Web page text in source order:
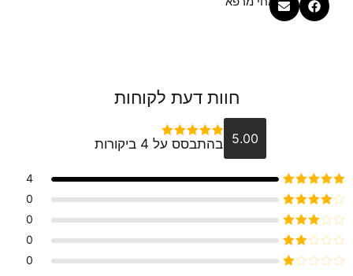
חוות דעת לקוחות
5.00 דורג 5מתוך 5
בהתבסס על 4 ביקורות
דורג5מתוך 5
4
דורג4
מתוך 5
0
דורג3
מתוך 5
0
דורג
2
0
0